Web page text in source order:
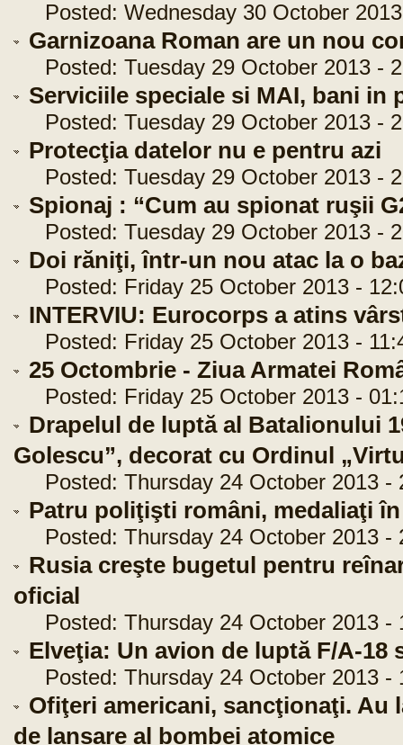
Posted: Wednesday 30 October 2013
Garnizoana Roman are un nou
Posted: Tuesday 29 October 2013 -
Serviciile speciale si MAI, bani in
Posted: Tuesday 29 October 2013 -
Protecţia datelor nu e pentru azi
Posted: Tuesday 29 October 2013 -
Spionaj : “Cum au spionat ruşii
Posted: Tuesday 29 October 2013 -
Doi răniţi, într-un nou atac la o
Posted: Friday 25 October 2013 -
INTERVIU: Eurocorps a atins
Posted: Friday 25 October 2013 -
25 Octombrie - Ziua Armatei
Posted: Friday 25 October 2013 -
Drapelul de luptă al Batalionului
Golescu”, decorat cu Ordinul
Posted: Thursday 24 October 2013 -
Patru poliţişti români, medaliaţi
Posted: Thursday 24 October 2013 -
Rusia creşte bugetul pentru
oficial
Posted: Thursday 24 October 2013 -
Elveţia: Un avion de luptă F/A-18
Posted: Thursday 24 October 2013 -
Ofiţeri americani, sancţionaţi. Au
de lansare al bombei atomice